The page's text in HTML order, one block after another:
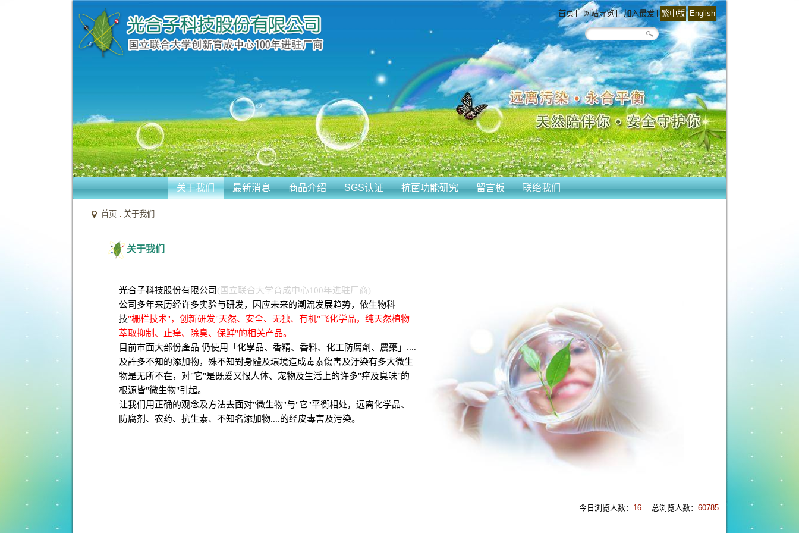
首页 网站导览 加入最爱 繁中版 English
关于我们 最新消息 商品介绍 SGS认证 抗菌功能研究 留言板 联络我们
首页 关于我们
关于我们
光合子科技股份有限公司 (国立联合大学育成中心100年进驻厂商)
公司多年来历经许多实验与研发，因应未来的潮流发展趋势，依生物科
技"栅栏技术"，创新研发"天然、安全、无独、有机"飞化学品，纯天然植物
萃取抑制、止痒、除臭、保鲜"的相关产品。
目前市面大部份產品 仍使用「化學品、香精、香料、化工防腐劑、農藥」....
及許多不知的添加物，殊不知對身體及環境造成毒素傷害及汙染有多大微生
物是无所不在，对"它"是既爱又恨人体、宠物及生活上的许多"痒及臭味"的
根源皆"微生物"引起。
让我们用正确的观念及方法去面对"微生物"与"它"平衡相处，远离化学品、
防腐剂、农药、抗生素、不知名添加物....的经皮毒害及污染。
今日浏览人数： 16 总浏览人数： 60785